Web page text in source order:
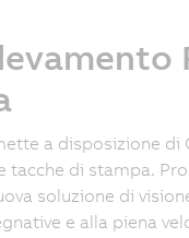
a disposizione di
tacche di stampa.
soluzione di
e alla piena